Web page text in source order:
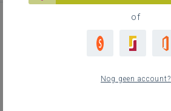
of
Nog geen account?